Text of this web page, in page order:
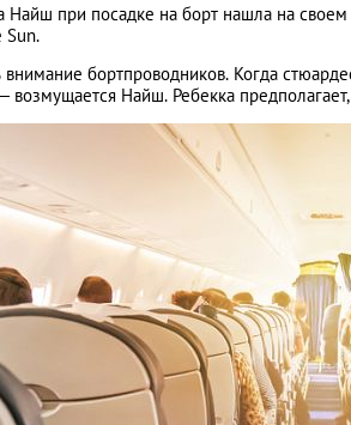
Найш при посадке на борт нашла на
Sun.
бортпроводников. Когда
возмущается Найш. Ребекка